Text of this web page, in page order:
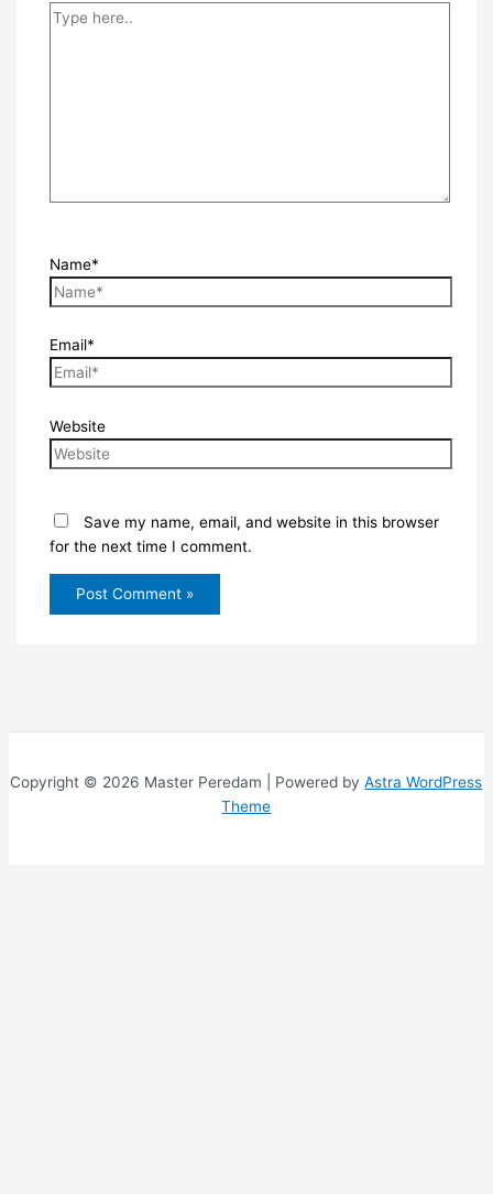
Name*
Email*
Website
Save my name, email, and website in this browser
for the next time I comment.
Copyright © 2026 Master Peredam | Powered byAstra WordPress
Theme